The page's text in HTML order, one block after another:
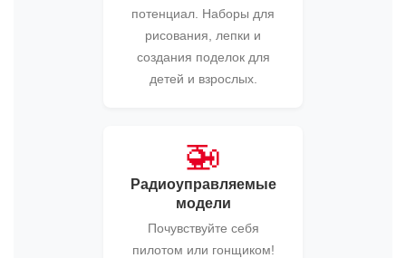
потенциал. Наборы для
рисования, лепки и
создания поделок для
детей и взрослых.
🚁
Радиоуправляемые
модели
Почувствуйте себя
пилотом или гонщиком!